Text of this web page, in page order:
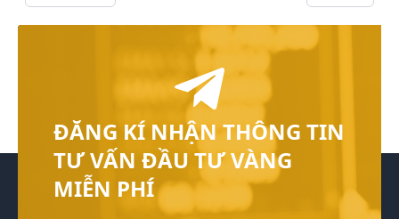
ĐĂNG KÍ NHẬN THÔNG TIN
TƯ VẤN ĐẦU TƯ VÀNG
MIỄN PHÍ